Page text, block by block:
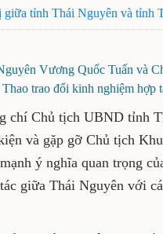
Nguyên Vương Quốc
Vi Thao trao đổi kinh
chí Chủ tịch
mừng tham dự sự
Tây Vi Thao, đồng
việc mở ra bước